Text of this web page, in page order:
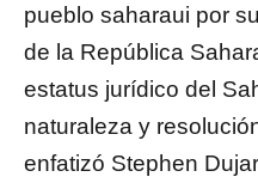
pueblo saharaui por
de la República
estatus jurídico del
naturaleza y
enfatizó Stephen